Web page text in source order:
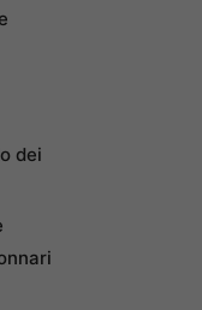
dei